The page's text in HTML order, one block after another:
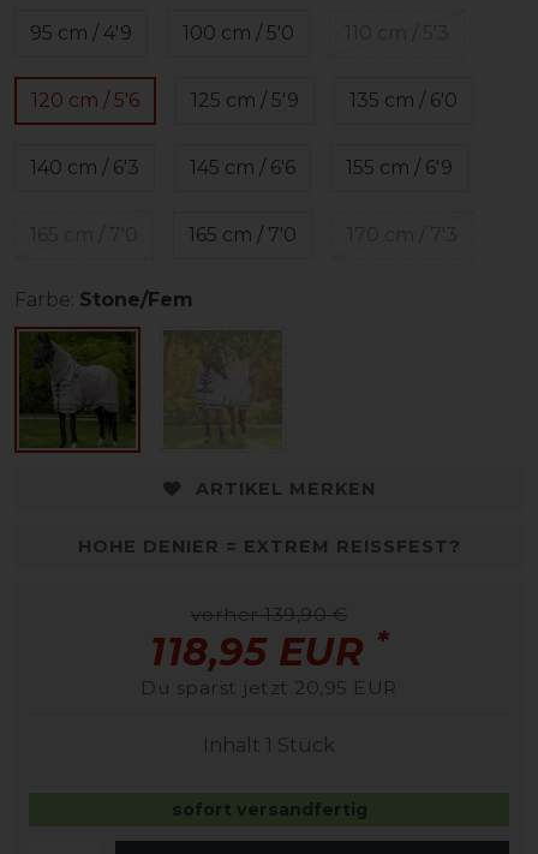
95 cm / 4'9 100 cm / 5'0
120 cm / 5'6 125 cm / 5'9 135 cm / 6'0
140 cm / 6'3 145 cm / 6'6 155 cm / 6'9
165 cm / 7'0
Farbe: Stone/Fem
ARTIKEL MERKEN
HOHE DENIER = EXTREM REISSFEST?
vorher 139,90 €
118,95 EUR *
Du sparst jetzt 20,95 EUR
Inhalt 1 Stück
sofort versandfertig